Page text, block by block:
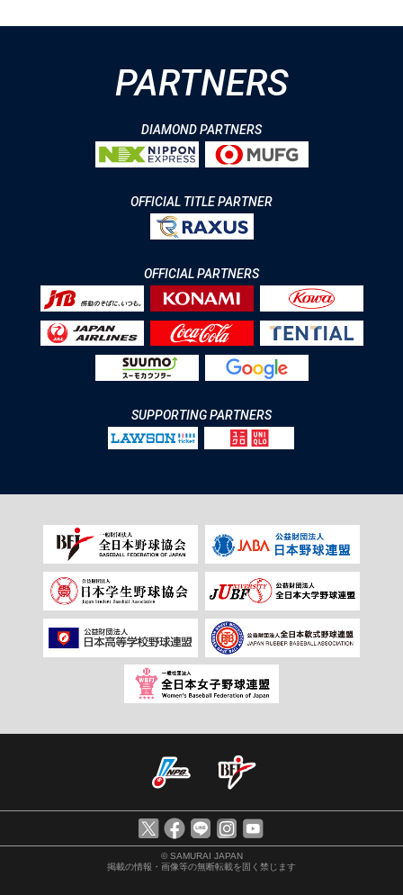
PARTNERS
DIAMOND PARTNERS
OFFICIAL TITLE PARTNER
OFFICIAL PARTNERS
SUPPORTING PARTNERS
© SAMURAI JAPAN
掲載の情報・画像等の無断転載を固く禁じます